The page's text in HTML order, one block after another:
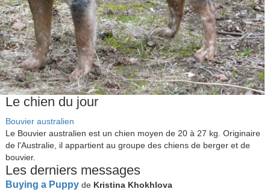
Le chien du jour
Bouvier australien
Le Bouvier australien est un chien moyen de 20 à 27 kg. Originaire
de l'Australie, il appartient au groupe des chiens de berger et de
bouvier.
Les derniers messages
Buying a Puppy de Kristina Khokhlova